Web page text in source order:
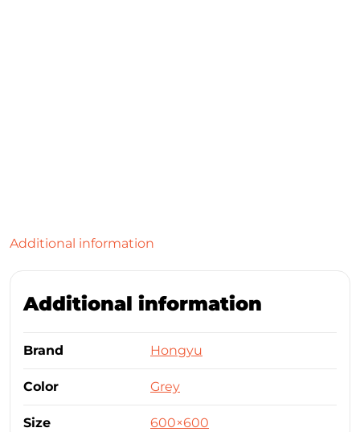
Additional information
Additional information
Brand Hongyu
Color Grey
Size 600×600